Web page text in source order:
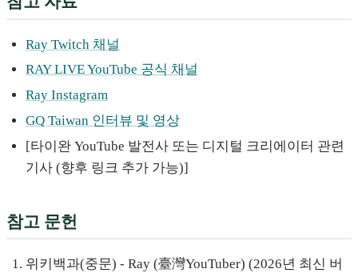
Ray Twitch 채널
RAY LIVE YouTube 공식 채널
Ray Instagram
GQ Taiwan 인터뷰 및 영상
[타이완 YouTube 발전사 또는 디지털 크리에이터 관련
기사 (향후 링크 추가 가능)]
참고 문헌
위키백과(중문) - Ray (臺灣YouTuber) (2026년 최신 버